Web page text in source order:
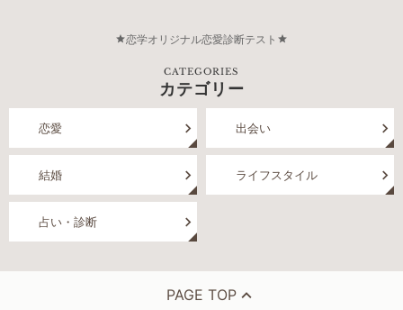
恋学オリジナル恋愛診断テスト
CATEGORIES
カテゴリー
恋愛 出会い
結婚 ライフスタイル
占い・診断
PAGE TOP